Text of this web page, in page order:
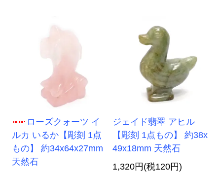
ローズクォーツ イ
ルカ いるか【彫刻 1点
もの】 約34x64x27mm
天然石
ジェイド翡翠 アヒル
【彫刻 1点もの】 約38x
49x18mm 天然石
1,320円(税120円)